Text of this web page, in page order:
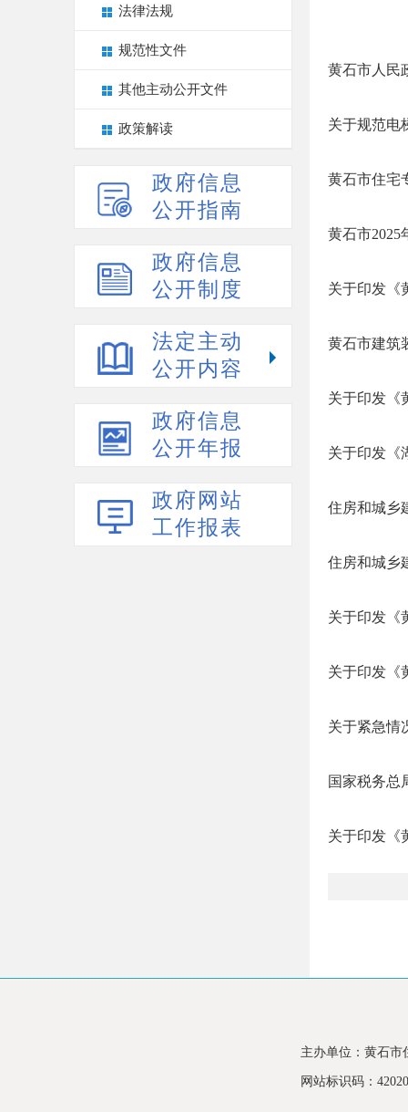
法律法规
规范性文件
其他主动公开文件
政策解读
政府信息
公开指南
政府信息
公开制度
法定主动
公开内容
政府信息
公开年报
政府网站
工作报表
黄石市人民
关于规范电
黄石市住宅
黄石市2025
关于印发《
黄石市建筑
关于印发《
关于印发《
住房和城乡
住房和城乡
关于印发《
关于印发《
关于紧急情
国家税务总
关于印发《
主办单位：黄石市
网站标识码：